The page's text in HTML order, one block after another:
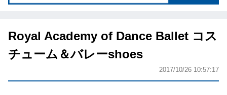
Royal Academy of Dance Ballet コス
チューム＆バレーshoes
2017/10/26 10:57:17